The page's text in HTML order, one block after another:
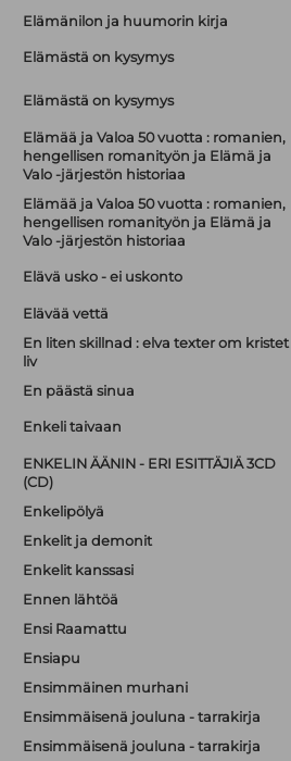
Elämänilon ja huumorin kirja
Elämästä on kysymys
Elämästä on kysymys
Elämää ja Valoa 50 vuotta : romanien,
hengellisen romanityön ja Elämä ja
Valo -järjestön historiaa
Elämää ja Valoa 50 vuotta : romanien,
hengellisen romanityön ja Elämä ja
Valo -järjestön historiaa
Elävä usko - ei uskonto
Elävää vettä
En liten skillnad : elva texter om kristet
liv
En päästä sinua
Enkeli taivaan
ENKELIN ÄÄNIN - ERI ESITTÄJIÄ 3CD
(CD)
Enkelipölyä
Enkelit ja demonit
Enkelit kanssasi
Ennen lähtöä
Ensi Raamattu
Ensiapu
Ensimmäinen murhani
Ensimmäisenä jouluna - tarrakirja
Ensimmäisenä jouluna - tarrakirja